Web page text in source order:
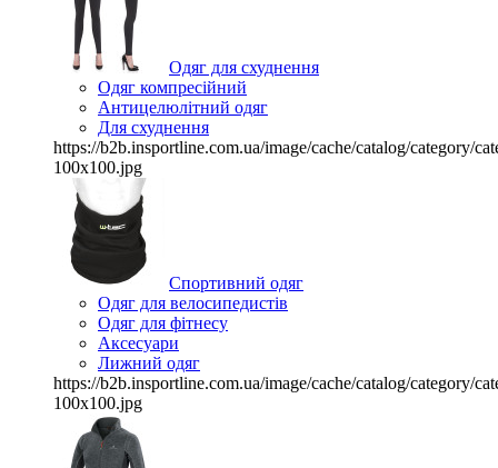
Одяг для схуднення
Одяг компресійний
Антицелюлітний одяг
Для схуднення
https://b2b.insportline.com.ua/image/cache/catalog/category/
100x100.jpg
Спортивний одяг
Одяг для велосипедистів
Одяг для фітнесу
Аксесуари
Лижний одяг
https://b2b.insportline.com.ua/image/cache/catalog/category/
100x100.jpg